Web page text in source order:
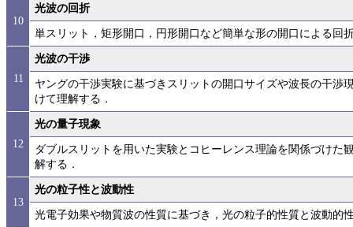
10
光波の回折
単スリット，矩形開口，円形開口など簡単な形の開口による回
11
光波の干渉
ヤングの干渉実験に基づきスリットの開口サイズや波長の干渉
けて理解する．
12
光の量子現象
ダブルスリットを用いた実験とコヒーレンス理論を関係づけた
解する．
13
光の粒子性と波動性
光電子効果や物質波の性質に基づき，光の粒子的性質と波動的